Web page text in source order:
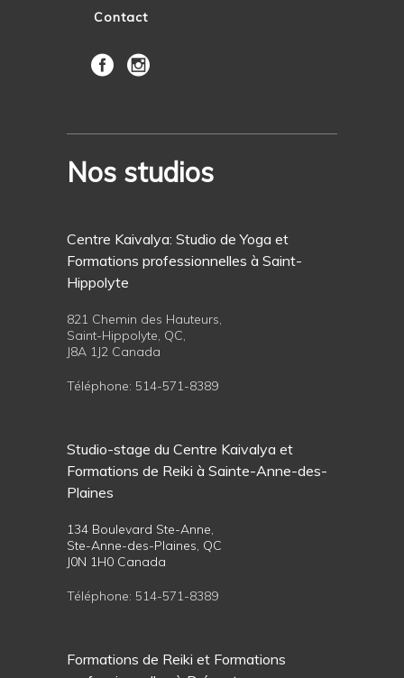
Contact
Nos studios
Centre Kaivalya: Studio de Yoga et
Formations professionnelles à Saint-
Hippolyte
821 Chemin des Hauteurs,
Saint-Hippolyte, QC,
J8A 1J2 Canada
Téléphone: 514-571-8389
Studio-stage du Centre Kaivalya et
Formations de Reiki à Sainte-Anne-des-
Plaines
134 Boulevard Ste-Anne,
Ste-Anne-des-Plaines, QC
J0N 1H0 Canada
Téléphone: 514-571-8389
Formations de Reiki et Formations